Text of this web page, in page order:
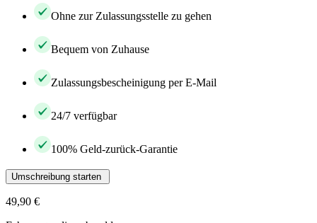
Ohne zur Zulassungsstelle zu gehen
Bequem von Zuhause
Zulassungsbescheinigung per E-Mail
24/7 verfügbar
100% Geld-zurück-Garantie
Umschreibung starten
49,90 €